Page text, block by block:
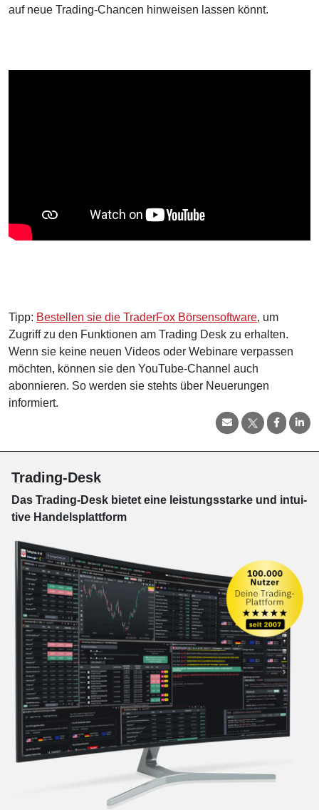
auf neue Trading-Chancen hinweisen lassen könnt.
Tipp: Bestellen sie die TraderFox Börsensoftware, um
Zugriff zu den Funktionen am Trading Desk zu erhalten.
Wenn sie keine neuen Videos oder Webinare verpassen
möchten, können sie den YouTube-Channel auch
abonnieren. So werden sie stehts über Neuerungen
informiert.
Trading-Desk
Das Trading-Desk bie­tet eine leis­tungs­star­ke und in­tui­
tive Han­dels­platt­form